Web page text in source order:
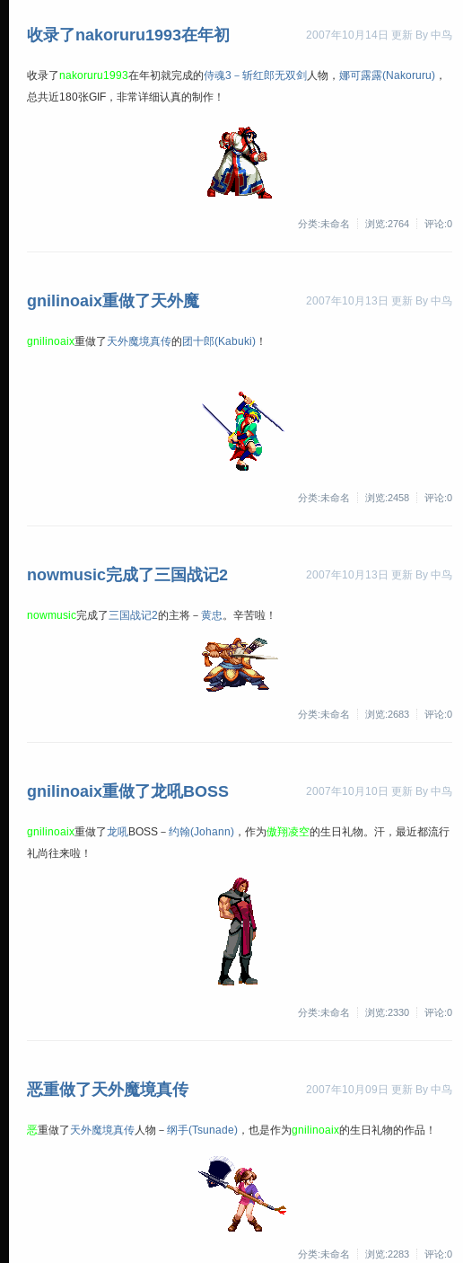
2007年10月14日 更新 By 中鸟
收录了nakoruru1993在年初
收录了nakoruru1993在年初就完成的侍魂3－斩红郎无双剑 人物， 娜可露露(Nakoruru) ，
总共近180张GIF，非常详细认真的制作！
分类:未命名 浏览:2764 评论:0
2007年10月13日 更新 By 中鸟
gnilinoaix重做了天外魔
gnilinoaix重做了 天外魔境真传的团十郎(Kabuki) ！
分类:未命名 浏览:2458 评论:0
2007年10月13日 更新 By 中鸟
nowmusic完成了三国战记2
nowmusic完成了 三国战记2的主将－ 黄忠 。辛苦啦！
分类:未命名 浏览:2683 评论:0
2007年10月10日 更新 By 中鸟
gnilinoaix重做了龙吼BOSS
gnilinoaix重做了龙吼BOSS－ 约翰(Johann) ，作为傲翔凌空的生日礼物。汗，最近都流行
礼尚往来啦！
分类:未命名 浏览:2330 评论:0
2007年10月09日 更新 By 中鸟
恶重做了天外魔境真传
恶重做了 天外魔境真传 人物－ 纲手(Tsunade) ，也是作为gnilinoaix的生日礼物的作品！
分类:未命名 浏览:2283 评论:0